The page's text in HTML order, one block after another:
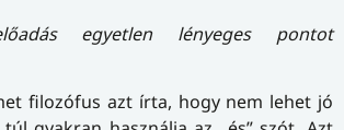
egyetlen lényeges pontot
filozófus azt írta, hogy nem lehet jó